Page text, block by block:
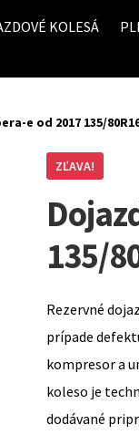
KOLESÁ
e od 2017 135/
ZĽAVA!
135/
Rezervné
prípade
kompresor a
koleso je
dodávané